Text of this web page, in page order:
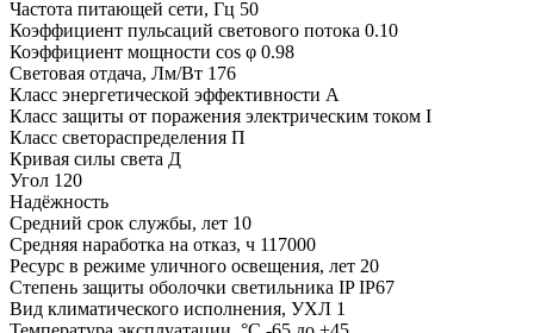
Частота питающей сети, Гц 50
Коэффициент пульсаций светового потока 0.10
Коэффициент мощности cos φ 0.98
Световая отдача, Лм/Вт 176
Класс энергетической эффективности A
Класс защиты от поражения электрическим током I
Класс светораспределения П
Кривая силы света Д
Угол 120
Надёжность
Средний срок службы, лет 10
Средняя наработка на отказ, ч 117000
Ресурс в режиме уличного освещения, лет 20
Степень защиты оболочки светильника IP IP67
Вид климатического исполнения, УХЛ 1